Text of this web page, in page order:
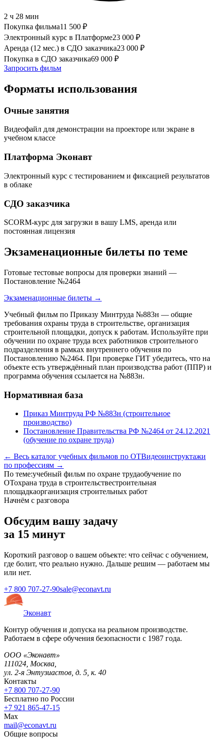
2 ч 28 мин
Покупка фильма11 500 ₽
Электронный курс в Платформе23 000 ₽
Аренда (12 мес.) в СДО заказчика23 000 ₽
Покупка в СДО заказчика69 000 ₽
Запросить фильм
Форматы использования
Очные занятия
Видеофайл для демонстрации на проекторе или экране в
учебном классе
Платформа Эконавт
Электронный курс с тестированием и фиксацией результатов
в облаке
СДО заказчика
SCORM-курс для загрузки в вашу LMS, аренда или
постоянная лицензия
Экзаменационные билеты по теме
Готовые тестовые вопросы для проверки знаний —
Постановление №2464
Экзаменационные билеты →
Учебный фильм по Приказу Минтруда №883н — общие
требования охраны труда в строительстве, организация
строительной площадки, допуск к работам. Используйте при
обучении по охране труда всех работников строительного
подразделения в рамках внутреннего обучения по
Постановлению №2464. При проверке ГИТ убедитесь, что на
объекте есть утверждённый план производства работ (ППР) и
программа обучения ссылается на №883н.
Нормативная база
Приказ Минтруда РФ №883н (строительное
производство)
Постановление Правительства РФ №2464 от 24.12.2021
(обучение по охране труда)
← Весь каталог учебных фильмов по ОТВидеоинструктажи
по профессиям →
По теме:учебный фильм по охране трудаобучение по
ОТохрана труда в строительствестроительная
площадкаорганизация строительных работ
Начнём с разговора
Обсудим вашу задачу
за 15 минут
Короткий разговор о вашем объекте: что сейчас с обучением,
где болит, что реально нужно. Дальше решим — работаем мы
или нет.
+7 800 707-27-90sale@econavt.ru
Эконавт
Контур обучения и допуска на реальном производстве.
Работаем в сфере обучения безопасности с 1987 года.
ООО «Эконавт»
111024 Москва
ул. 2-я Энтузиастов, д. 5, к. 40
Контакты
+7 800 707-27-90
Бесплатно по России
+7 921 865-47-15
Max
mail@econavt.ru
Общие вопросы